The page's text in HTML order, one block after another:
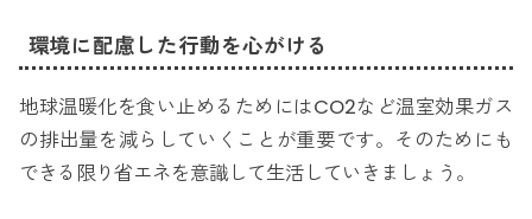
環境に配慮した行動を心がける
地球温暖化を食い止めるためにはCO2など温室効果ガス
の排出量を減らしていくことが重要です。そのためにも
できる限り省エネを意識して生活していきましょう。